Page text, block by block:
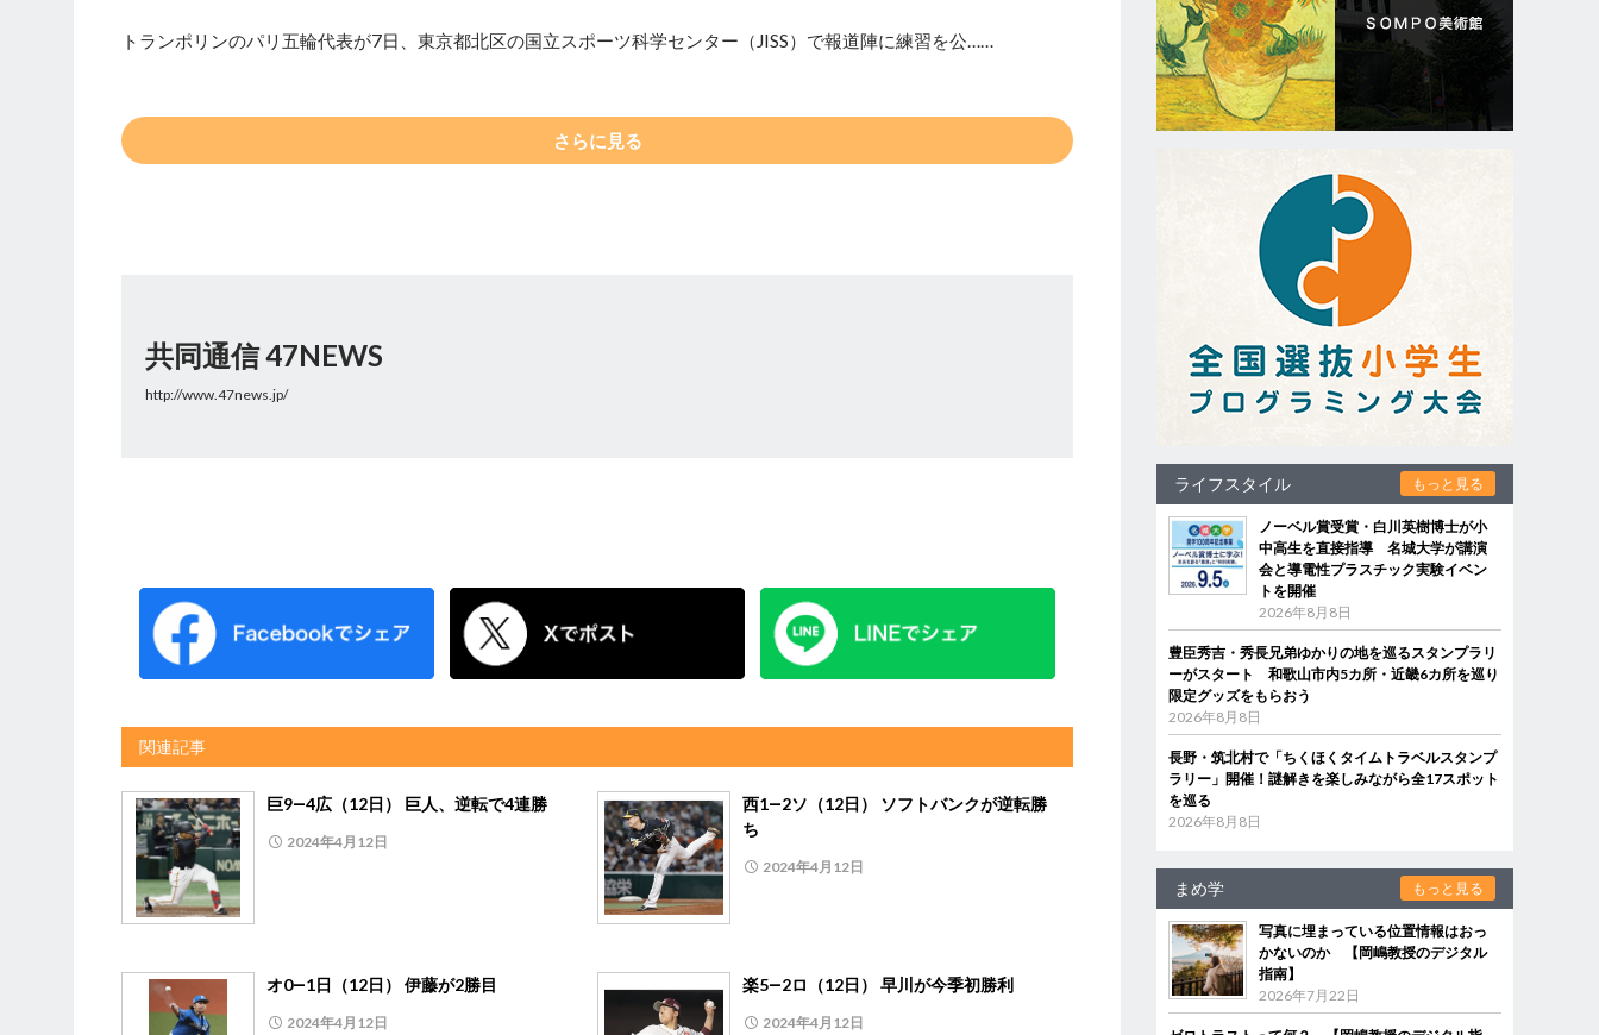
トランポリンのパリ五輪代表が7日、東京都北区の国立スポーツ科学センター（JISS）で報道陣に練習を公……
さらに見る
共同通信 47NEWS
http://www.47news.jp/
関連記事
巨9―4広（12日） 巨人、逆転で4連勝
2024年4月12日
西1―2ソ（12日） ソフトバンクが逆転勝
ち
2024年4月12日
オ0―1日（12日） 伊藤が2勝目
2024年4月12日
楽5―2ロ（12日） 早川が今季初勝利
2024年4月12日
ライフスタイル もっと見る
ノーベル賞受賞・白川英樹博士が小
中高生を直接指導 名城大学が講演
会と導電性プラスチック実験イベン
トを開催
2026年8月8日
豊臣秀吉・秀長兄弟ゆかりの地を巡るスタンプラリ
ーがスタート 和歌山市内5カ所・近畿6カ所を巡り
限定グッズをもらおう
2026年8月8日
長野・筑北村で「ちくほくタイムトラベルスタンプ
ラリー」開催！謎解きを楽しみながら全17スポット
を巡る
2026年8月8日
まめ学 もっと見る
写真に埋まっている位置情報はおっ
かないのか 【岡嶋教授のデジタル
指南】
2026年7月22日